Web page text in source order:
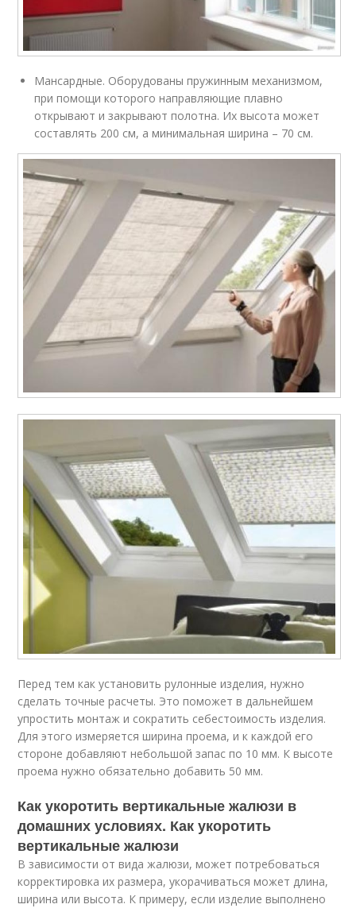
Мансардные. Оборудованы пружинным механизмом,
при помощи которого направляющие плавно
открывают и закрывают полотна. Их высота может
составлять 200 см, а минимальная ширина – 70 см.
Перед тем как установить рулонные изделия, нужно
сделать точные расчеты. Это поможет в дальнейшем
упростить монтаж и сократить себестоимость изделия.
Для этого измеряется ширина проема, и к каждой его
стороне добавляют небольшой запас по 10 мм. К высоте
проема нужно обязательно добавить 50 мм.
Как укоротить вертикальные жалюзи в
домашних условиях. Как укоротить
вертикальные жалюзи
В зависимости от вида жалюзи, может потребоваться
корректировка их размера, укорачиваться может длина,
ширина или высота. К примеру, если изделие выполнено